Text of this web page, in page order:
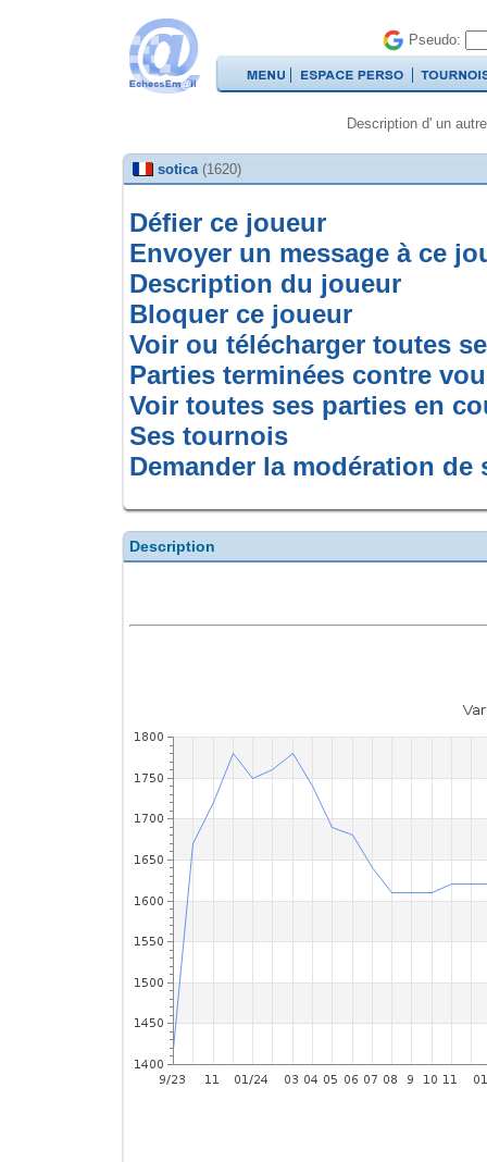
Pseudo:
Description d' un
sotica (1620)
Défier ce joueur
Envoyer un message à ce
Description du joueur
Bloquer ce joueur
Voir ou télécharger toutes
Parties terminées contre
Voir toutes ses parties en
Ses tournois
Demander la modération de
Description